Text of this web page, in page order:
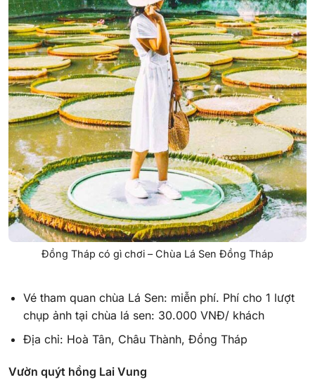
Đồng Tháp có gì chơi – Chùa Lá Sen Đồng Tháp
Vé tham quan chùa Lá Sen: miễn phí. Phí cho 1 lượt
chụp ảnh tại chùa lá sen: 30.000 VNĐ/ khách
Địa chỉ: Hoà Tân, Châu Thành, Đồng Tháp
Vườn quýt hồng Lai Vung